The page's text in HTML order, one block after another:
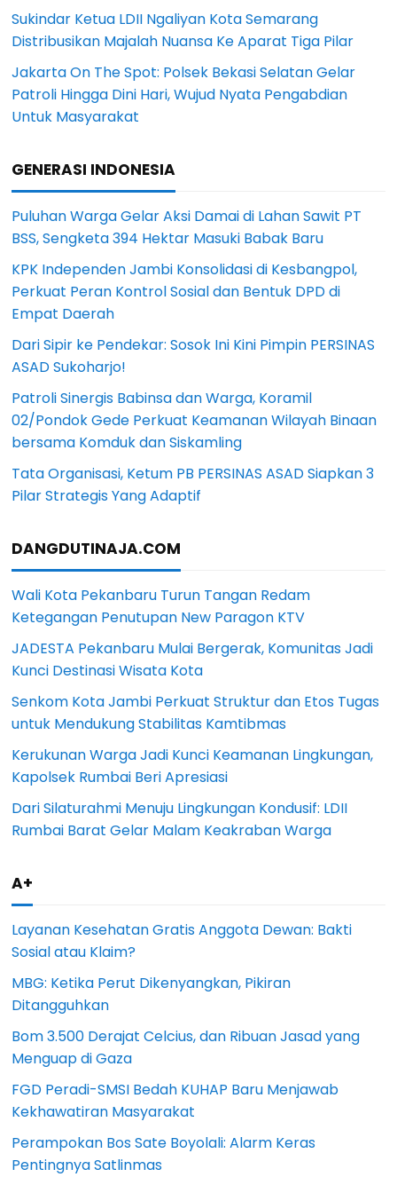
Sukindar Ketua LDII Ngaliyan Kota Semarang
Distribusikan Majalah Nuansa Ke Aparat Tiga Pilar
Jakarta On The Spot: Polsek Bekasi Selatan Gelar
Patroli Hingga Dini Hari, Wujud Nyata Pengabdian
Untuk Masyarakat
GENERASI INDONESIA
Puluhan Warga Gelar Aksi Damai di Lahan Sawit PT
BSS, Sengketa 394 Hektar Masuki Babak Baru
KPK Independen Jambi Konsolidasi di Kesbangpol,
Perkuat Peran Kontrol Sosial dan Bentuk DPD di
Empat Daerah
Dari Sipir ke Pendekar: Sosok Ini Kini Pimpin PERSINAS
ASAD Sukoharjo!
Patroli Sinergis Babinsa dan Warga, Koramil
02/Pondok Gede Perkuat Keamanan Wilayah Binaan
bersama Komduk dan Siskamling
Tata Organisasi, Ketum PB PERSINAS ASAD Siapkan 3
Pilar Strategis Yang Adaptif
DANGDUTINAJA.COM
Wali Kota Pekanbaru Turun Tangan Redam
Ketegangan Penutupan New Paragon KTV
JADESTA Pekanbaru Mulai Bergerak, Komunitas Jadi
Kunci Destinasi Wisata Kota
Senkom Kota Jambi Perkuat Struktur dan Etos Tugas
untuk Mendukung Stabilitas Kamtibmas
Kerukunan Warga Jadi Kunci Keamanan Lingkungan,
Kapolsek Rumbai Beri Apresiasi
Dari Silaturahmi Menuju Lingkungan Kondusif: LDII
Rumbai Barat Gelar Malam Keakraban Warga
A+
Layanan Kesehatan Gratis Anggota Dewan: Bakti
Sosial atau Klaim?
MBG: Ketika Perut Dikenyangkan, Pikiran
Ditangguhkan
Bom 3.500 Derajat Celcius, dan Ribuan Jasad yang
Menguap di Gaza
FGD Peradi-SMSI Bedah KUHAP Baru Menjawab
Kekhawatiran Masyarakat
Perampokan Bos Sate Boyolali: Alarm Keras
Pentingnya Satlinmas